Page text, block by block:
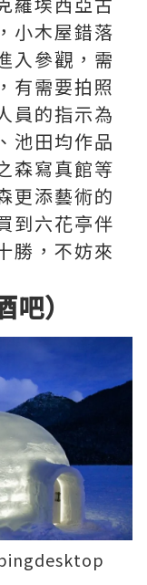
小木屋錯落
入參觀，需
有需要拍照
員的指示為
池田均作品
森寫真館等
更添藝術的
到六花亭伴
勝，不妨來
）